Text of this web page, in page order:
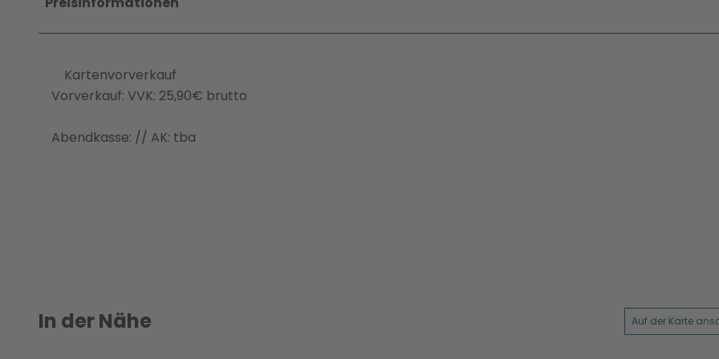
Kartenvorverkauf
Vorverkauf: VVK: 25,90€ brutto
Abendkasse: // AK: tba
In der Nähe Auf der Karte